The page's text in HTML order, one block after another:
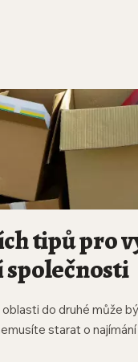
tipů pro
společnosti
do druhé může
starat o